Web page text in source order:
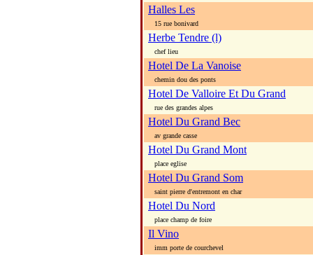
Halles Les
15 rue bonivard
Herbe Tendre (l)
chef lieu
Hotel De La Vanoise
chemin dou des ponts
Hotel De Valloire Et Du Grand
rue des grandes alpes
Hotel Du Grand Bec
av grande casse
Hotel Du Grand Mont
place eglise
Hotel Du Grand Som
saint pierre d'entremont en char
Hotel Du Nord
place champ de foire
Il Vino
imm porte de courchevel